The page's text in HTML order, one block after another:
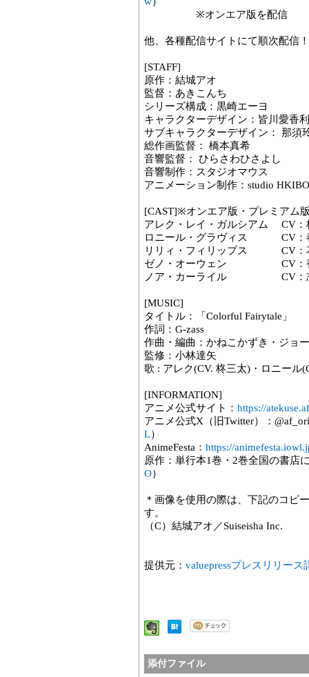
※オンエア版を配信
他、各種配信サイトにて順次配信！
[STAFF]
原作：結城アオ
監督：あきこんち
シリーズ構成：黒崎エーヨ
キャラクターデザイン：皆川愛香利
サブキャラクターデザイン： 那須
総作画監督： 橋本真希
音響監督： ひらさわひさよし
音響制作：スタジオマウス
アニメーション制作：studio
[CAST]※オンエア版・プレミアム
アレク・レイ・ガルシアム CV：
ロニール・グラヴィス CV：
リリィ・フィリップス CV：
ゼノ・オーウェン CV：
ノア・カーライル CV：
[MUSIC]
タイトル：「Colorful Fairytale」
作詞：G-zass
作曲・編曲：かねこかずき・ジ
監修：小林達矢
歌 : アレク(CV. 柊三太)・ロニール
[INFORMATION]
アニメ公式サイト： https://
アニメ公式X（旧Twitter）：
L）
AnimeFesta： https://
原作：単行本1巻・2巻全国の書店
O）
＊画像を使用の際は、下記のコピ
す。
（C）結城アオ／Suiseisha Inc.
提供元： valuepressプレスリリース
添付ファイル